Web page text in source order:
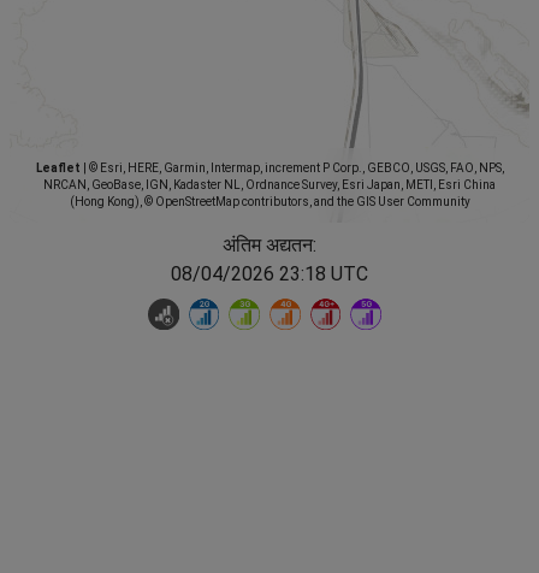
Leaflet
© Esri, HERE, Garmin, Intermap, increment P Corp., GEBCO, USGS, FAO, NPS,
NRCAN, GeoBase, IGN, Kadaster NL, Ordnance Survey, Esri Japan, METI, Esri China
(Hong Kong), © OpenStreetMap contributors, and the GIS User Community
अंतिम अद्यतन:
08/04/2026 23:18 UTC